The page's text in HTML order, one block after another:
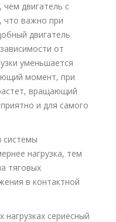
двигатель с
что важно при
двигатель
от
уменьшается
момент, при
вращающий
и для самого
системы
нагрузка, тем
тяговых
в контактной
сериесный